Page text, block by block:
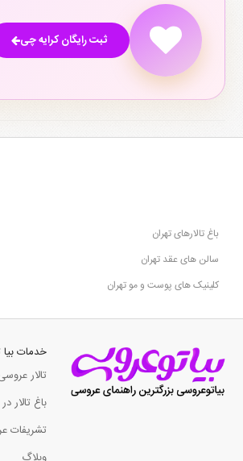
ثبت رایگان کرایه چی
باغ تالارهای تهران
سالن های عقد تهران
کلینیک های پوست و مو تهران
خدمات
تالار
باغ تالار
تشریفات